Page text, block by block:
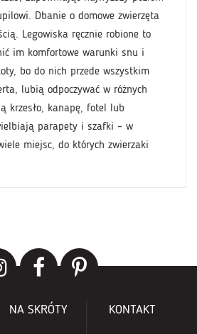
Dbanie o domowe zwierzęta
Legowiska ręcznie robione to
im komfortowe warunki snu i
bo do nich przede wszystkim
lubią odpoczywać w różnych
krzesło, kanapę, fotel lub
parapety i szafki – w
miejsc, do których zwierzaki
NA SKRÓTY KONTAKT